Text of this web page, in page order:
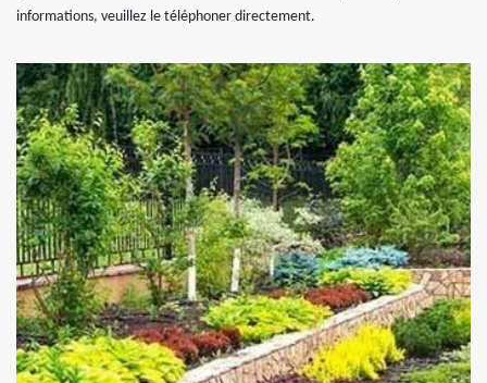
informations, veuillez le téléphoner directement.